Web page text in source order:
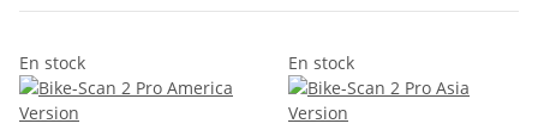
En stock En stock